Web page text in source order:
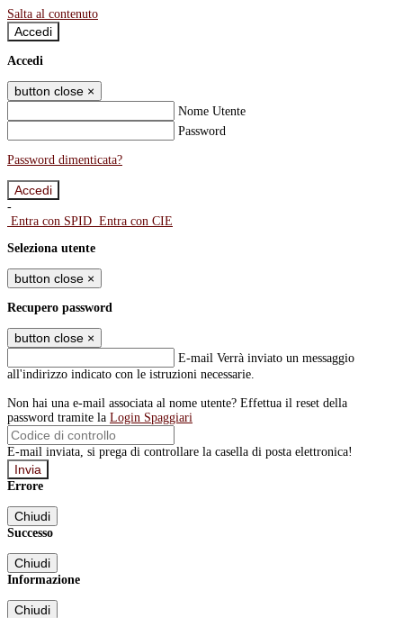
Salta al contenuto
Accedi
Accedi
button close ×
Nome Utente
Password
Password dimenticata?
-
Entra con SPID Entra con CIE
Seleziona utente
button close ×
Recupero password
button close ×
E-mail Verrà inviato un messaggio
all'indirizzo indicato con le istruzioni necessarie.
Non hai una e-mail associata al nome utente? Effettua il reset della
password tramite la Login Spaggiari
E-mail inviata, si prega di controllare la casella di posta elettronica!
Errore
Chiudi
Successo
Chiudi
Informazione
Chiudi